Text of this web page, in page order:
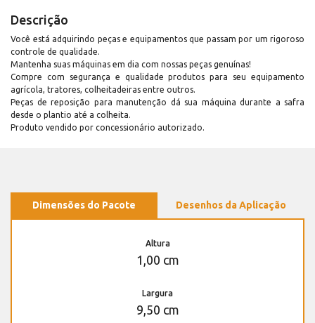
Descrição
Você está adquirindo peças e equipamentos que passam por um rigoroso
controle de qualidade.
Mantenha suas máquinas em dia com nossas peças genuínas!
Compre com segurança e qualidade produtos para seu equipamento
agrícola, tratores, colheitadeiras entre outros.
Peças de reposição para manutenção dá sua máquina durante a safra
desde o plantio até a colheita.
Produto vendido por concessionário autorizado.
Dimensões do Pacote Desenhos da Aplicação
Altura
1,00 cm
Largura
9,50 cm